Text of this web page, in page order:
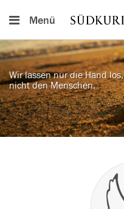
Menü
Wir lassen nur die Hand los,
nicht den Menschen.